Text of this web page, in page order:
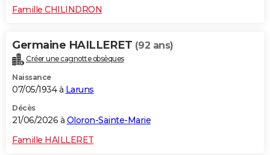
Famille CHILINDRON
Germaine HAILLERET (92 ans)
Créer une cagnotte obsèques
Naissance
07/05/1934 à Laruns
Décès
21/06/2026 à Oloron-Sainte-Marie
Famille HAILLERET